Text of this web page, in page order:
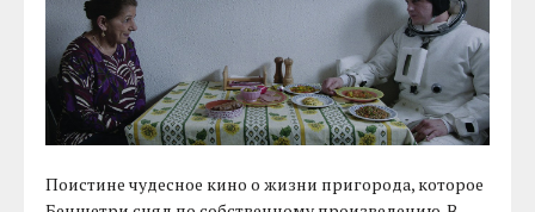
Поистине чудесное кино о жизни пригорода, которое